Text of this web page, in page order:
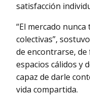
satisfacción
“El mercado
colectivas”,
de encontrarse,
espacios cálidos y
capaz de darle
vida compartida.